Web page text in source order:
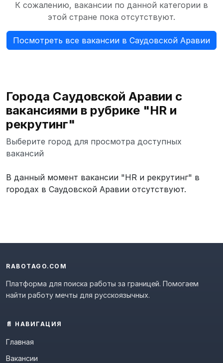
К сожалению, вакансии по данной категории в
этой стране пока отсутствуют.
Посмотреть все вакансии в Саудовской Аравии
Города Саудовской Аравии с
вакансиями в рубрике "HR и
рекрутинг"
Выберите город для просмотра доступных
вакансий
В данный момент вакансии "HR и рекрутинг" в
городах в Саудовской Аравии отсутствуют.
RABOTAGO.COM
Платформа для поиска работы за границей. Помогаем
найти работу мечты для русскоязычных.
📄 НАВИГАЦИЯ
Главная
Вакансии